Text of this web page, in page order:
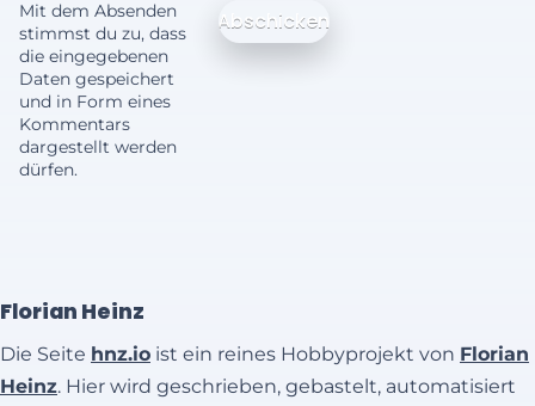
Mit dem Absenden
stimmst du zu, dass
die eingegebenen
Daten gespeichert
und in Form eines
Kommentars
dargestellt werden
dürfen.
Florian Heinz
Die Seite hnz.io ist ein reines Hobbyprojekt von Florian
Heinz. Hier wird geschrieben, gebastelt, automatisiert